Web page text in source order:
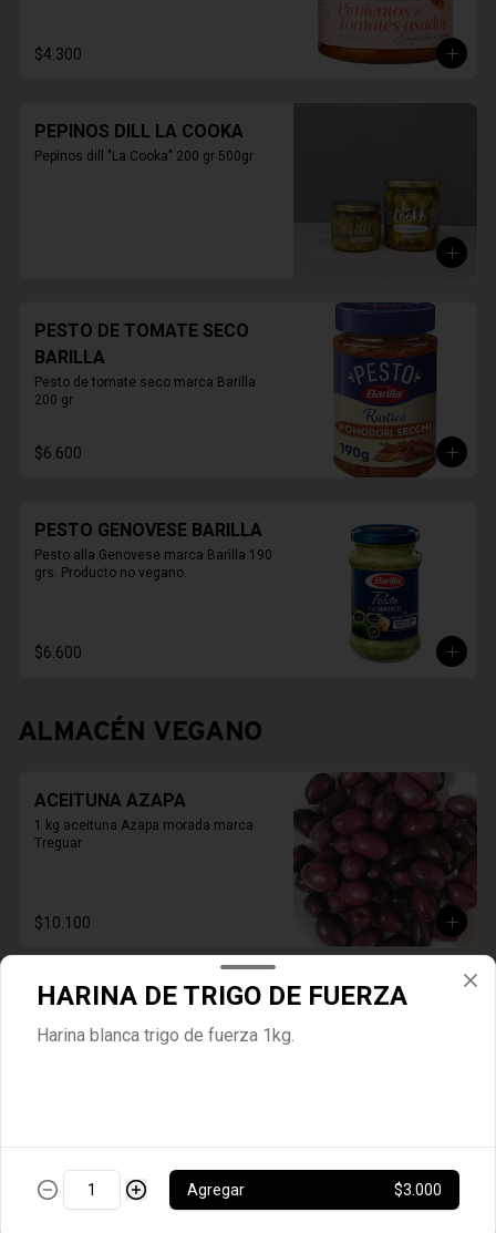
$4.300
PEPINOS DILL LA COOKA
Pepinos dill "La Cooka" 200 gr 500gr
PESTO DE TOMATE SECO
BARILLA
Pesto de tomate seco marca Barilla
200 gr
$6.600
PESTO GENOVESE BARILLA
Pesto alla Genovese marca Barilla 190
grs. Producto no vegano.
$6.600
ALMACÉN VEGANO
ACEITUNA AZAPA
1 kg aceituna Azapa morada marca
Treguar
$10.100
ACEITUNA SEVILLANA SIN
CAROZO
ARROZ BASMATI
HARINA DE TRIGO DE FUERZA
Harina blanca trigo de fuerza 1kg.
Agregar $3.000